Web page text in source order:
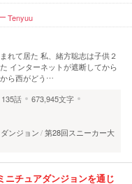
Tenyuu
れて居た 私、緒方聡志は子供２
インターネットが遮断してから
ら西がどう…
135話
673,945文字
ダンジョン 第28回スニーカー大
ニチュアダンジョンを通じ